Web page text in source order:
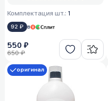
Комплектация шт.: 1
92 ₽ в
550 ₽
650 ₽
оригинал